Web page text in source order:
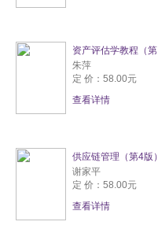
资产评估学教程（第
朱萍
定 价：58.00元
查看详情
供应链管理（第4版）
谢家平
定 价：58.00元
查看详情